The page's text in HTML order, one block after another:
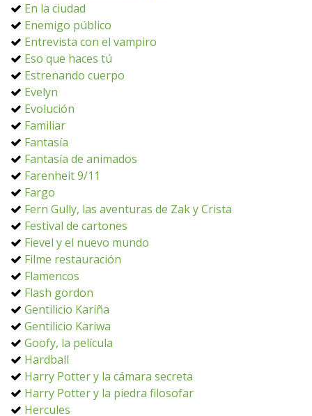
En la ciudad
Enemigo público
Entrevista con el vampiro
Eso que haces tú
Estrenando cuerpo
Evelyn
Evolución
Familiar
Fantasía
Fantasía de animados
Farenheit 9/11
Fargo
Fern Gully, las aventuras de Zak y Crista
Festival de cartones
Fievel y el nuevo mundo
Filme restauración
Flamencos
Flash gordon
Gentilicio Kariña
Gentilicio Kariwa
Goofy, la película
Hardball
Harry Potter y la cámara secreta
Harry Potter y la piedra filosofar
Hercules